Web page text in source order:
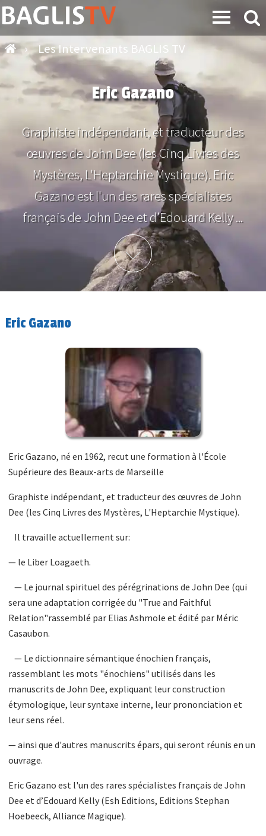
› Les Intervenants BAGLIS TV
Eric Gazano
Graphiste indépendant, et traducteur des
œuvres de John Dee (les Cinq Livres des
Mystères, L'Heptarchie Mystique). Eric
Gazano est l'un des rares spécialistes
français de John Dee et d’Edouard Kelly ...
Plus d'info
Eric Gazano
Eric Gazano, né en 1962, recut une formation à l'École
Supérieure des Beaux-arts de Marseille
Graphiste indépendant, et traducteur des œuvres de John
Dee (les Cinq Livres des Mystères, L'Heptarchie Mystique).
Il travaille actuellement sur:
— le Liber Loagaeth.
— Le journal spirituel des pérégrinations de John Dee (qui
sera une adaptation corrigée du "True and Faithful
Relation"rassemblé par Elias Ashmole et édité par Méric
Casaubon.
— Le dictionnaire sémantique énochien français,
rassemblant les mots "énochiens" utilisés dans les
manuscrits de John Dee, expliquant leur construction
étymologique, leur syntaxe interne, leur prononciation et
leur sens réel.
— ainsi que d'autres manuscrits épars, qui seront réunis en un
ouvrage.
Eric Gazano est l'un des rares spécialistes français de John
Dee et d’Edouard Kelly (Esh Editions, Editions Stephan
Hoebeeck, Alliance Magique).